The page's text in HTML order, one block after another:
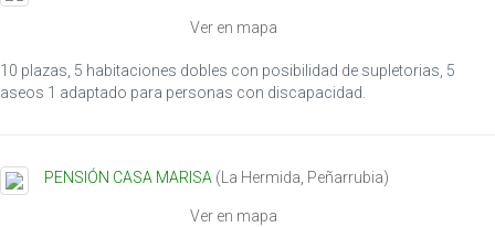
Ver en mapa
10 plazas, 5 habitaciones dobles con posibilidad de supletorias, 5
aseos 1 adaptado para personas con discapacidad.
PENSIÓN CASA MARISA ( La Hermida Peñarrubia)
Ver en mapa